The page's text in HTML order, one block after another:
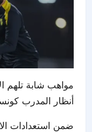
مواهب شابة تلهم
أنظار المدرب
ضمن استعدادات